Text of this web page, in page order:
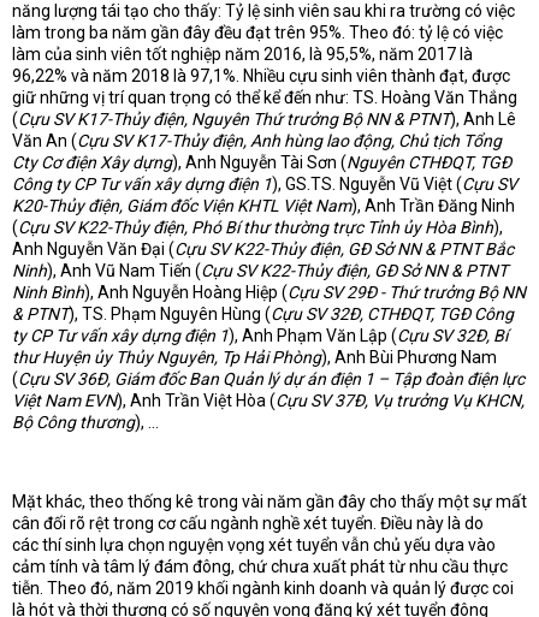
năng lượng tái tạo cho thấy: Tỷ lệ sinh viên sau khi ra trường có việc
làm trong ba năm gần đây đều đạt trên 95%. Theo đó: tỷ lệ có việc
làm của sinh viên tốt nghiệp năm 2016, là 95,5%, năm 2017 là
96,22% và năm 2018 là 97,1%. Nhiều cựu sinh viên thành đạt, được
giữ những vị trí quan trọng có thể kể đến như: TS. Hoàng Văn Thắng
(Cựu SV K17-Thủy điện, Nguyên Thứ trưởng Bộ NN & PTNT), Anh Lê
Văn An (Cựu SV K17-Thủy điện, Anh hùng lao động, Chủ tịch Tổng
Cty Cơ điện Xây dựng), Anh Nguyễn Tài Sơn (Nguyên CTHĐQT, TGĐ
Công ty CP Tư vấn xây dựng điện 1), GS.TS. Nguyễn Vũ Việt (Cựu SV
K20-Thủy điện, Giám đốc Viện KHTL Việt Nam), Anh Trần Đăng Ninh
(Cựu SV K22-Thủy điện, Phó Bí thư thường trực Tỉnh ủy Hòa Bình),
Anh Nguyễn Văn Đại (Cựu SV K22-Thủy điện, GĐ Sở NN & PTNT Bắc
Ninh), Anh Vũ Nam Tiến (Cựu SV K22-Thủy điện, GĐ Sở NN & PTNT
Ninh Bình), Anh Nguyễn Hoàng Hiệp (Cựu SV 29Đ- Thứ trưởng Bộ NN
& PTNT), TS. Phạm Nguyên Hùng (Cựu SV 32Đ, CTHĐQT, TGĐ Công
ty CP Tư vấn xây dựng điện 1), Anh Phạm Văn Lập (Cựu SV 32Đ, Bí
thư Huyện ủy Thủy Nguyên, Tp Hải Phòng), Anh Bùi Phương Nam
(Cựu SV 36Đ, Giám đốc Ban Quản lý dự án điện 1 – Tập đoàn điện lực
Việt Nam EVN), Anh Trần Việt Hòa (Cựu SV 37Đ, Vụ trưởng Vụ KHCN,
Bộ Công thương), …
Mặt khác, theo thống kê trong vài năm gần đây cho thấy một sự mất
cân đối rõ rệt trong cơ cấu ngành nghề xét tuyển. Điều này là do
các thí sinh lựa chọn nguyện vọng xét tuyển vẫn chủ yếu dựa vào
cảm tính và tâm lý đám đông, chứ chưa xuất phát từ nhu cầu thực
tiễn. Theo đó, năm 2019 khối ngành kinh doanh và quản lý được coi
là hót và thời thượng có số nguyện vọng đăng ký xét tuyển đông